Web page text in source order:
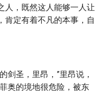
人，既然这人能够一人让
肯定有着不凡的本事，自
剑圣，里昂，”里昂说，
奥的境地很危险，被东